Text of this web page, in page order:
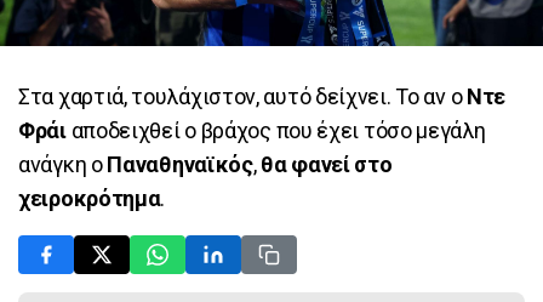
Στα χαρτιά, τουλάχιστον, αυτό δείχνει. Το αν οΝτε
Φράιαποδειχθεί ο βράχος που έχει τόσο μεγάλη
ανάγκη οΠαναθηναϊκός,θα φανεί στο
χειροκρότημα.